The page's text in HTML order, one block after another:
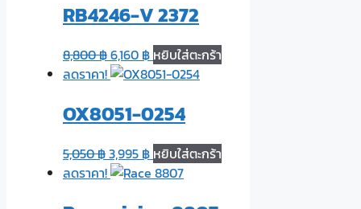
RB4246-V 2372
8,800฿6,160 ฿ หยิบใส่ตะกร้า
ลดราคา!
OX8051-0254
5,050฿3,995 ฿ หยิบใส่ตะกร้า
ลดราคา!